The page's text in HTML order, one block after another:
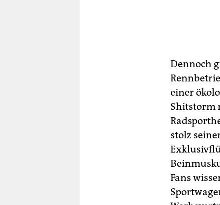
Dennoch
einer
Shitstorm
stolz
Fans